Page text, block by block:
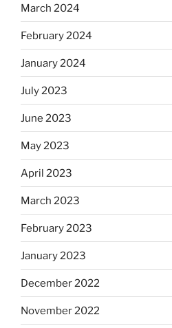
March 2024
February 2024
January 2024
July 2023
June 2023
May 2023
April 2023
March 2023
February 2023
January 2023
December 2022
November 2022